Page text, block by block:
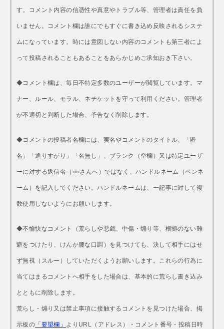
す。コメント内容の信憑性や真意やトラブル等、管理者は責任を負
いません。コメント欄は誰にでもすぐに書き込め反映されるシステ
ムになっています。時には意図しない内容のコメントも第三者によ
って投稿されることもあることをあらかじめご承知おき下さい。
◆コメント欄は、毎日不特定多数のユーザーが閲覧しています。マ
ナー、ルール、モラル、ネチケットを守って利用ください。管理者
が不適切と判断した場合、予告なく削除します。
◆コメントの投稿者名欄には、実名やコメントのタイトル、「匿
名」「通りすがり」「名無し」、ブランク（空欄）又は特定ユーザ
ーに対する返信名（○○さんへ）ではなく、ハンドルネーム（ペンネ
ーム）を記入してください。ハンドルネームは、一記事に対して複
数使用しないようにお願いします。
◆不愉快なコメント（荒らしや悪戯、中傷・煽り等、根拠のない難
癖をつけたり、けんか腰な口調）を見つけても、決して相手にはせ
ず無視（スルー）していただくようお願いします。これらの行為に
当てはまるコメントへ相手をした場合は、基本的に荒らし書き込み
とともに削除します。
荒らし・煽り又は禁止事項に接触するコメントを見つけた場合、掲
示板の 「要望欄」 よりURL（アドレス）・コメント番号・投稿日時